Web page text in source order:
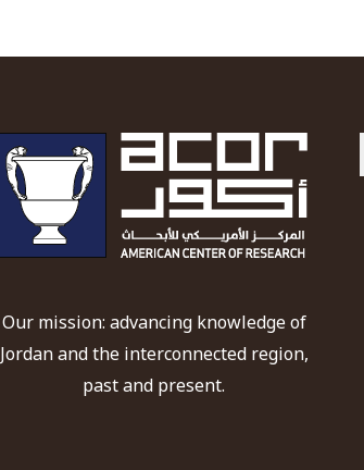
Our mission: advancing knowledge of
Jordan and the interconnected region,
past and present.